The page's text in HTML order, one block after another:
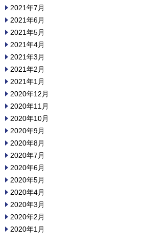
2021年7月
2021年6月
2021年5月
2021年4月
2021年3月
2021年2月
2021年1月
2020年12月
2020年11月
2020年10月
2020年9月
2020年8月
2020年7月
2020年6月
2020年5月
2020年4月
2020年3月
2020年2月
2020年1月